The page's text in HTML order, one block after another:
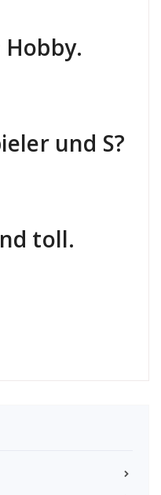
Hobby.
und S?
sind toll.